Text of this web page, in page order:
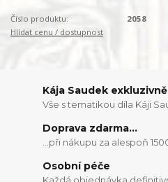
Číslo produktu:
2058
Hlídat cenu / dostupnost
Kája Saudek exkluzivně
Vše s tematikou díla Káji
Doprava zdarma...
...při nákupu za alespoň
Osobní péče
Každá objednávka